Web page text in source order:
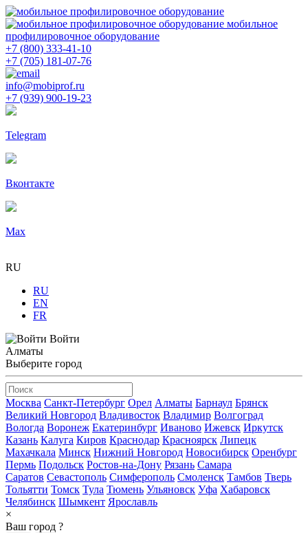
мобильное
профилировочное оборудование
+7 (800) 333-41-10
+7 (705) 181-07-76
info@mobiprof.ru
+7 (939) 900-19-23
Telegram
Вконтакте
Max
RU
RU
EN
FR
Войти
Алматы
Выберите город
Москва Санкт-Петербург Орел Алматы Барнаул Брянск
Великий Новгород Владивосток Владимир Волгоград
Вологда Воронеж Екатеринбург Иваново Ижевск Иркутск
Казань Калуга Киров Краснодар Красноярск Липецк
Махачкала Минск Нижний Новгород Новосибирск Оренбург
Пермь Подольск Ростов-на-Дону Рязань Самара
Саратов Севастополь Симферополь Смоленск Тамбов Тверь
Тольятти Томск Тула Тюмень Ульяновск Уфа Хабаровск
Челябинск Шымкент Ярославль
×
Ваш город ?